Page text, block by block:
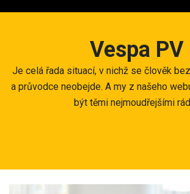
Vespa PV
Je celá řada situací, v nichž se člověk
a průvodce neobejde. A my z našeho
být těmi nejmoudřejšími